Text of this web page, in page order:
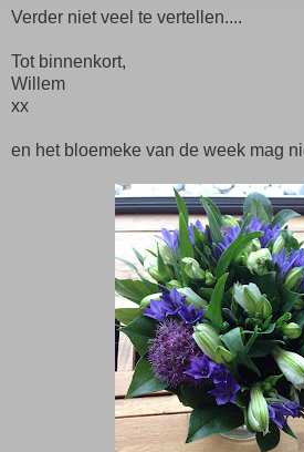
Verder niet veel te vertellen....
Tot binnenkort,
Willem
xx
en het bloemeke van de week mag